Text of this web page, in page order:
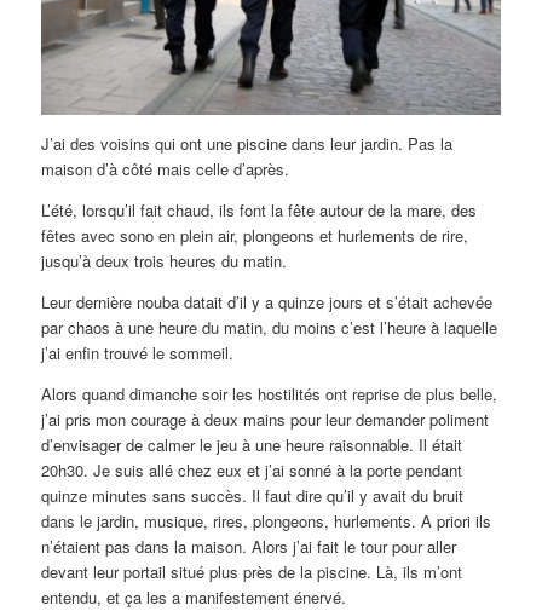
J’ai des voisins qui ont une piscine dans leur jardin. Pas la
maison d’à côté mais celle d’après.
L’été, lorsqu’il fait chaud, ils font la fête autour de la mare, des
fêtes avec sono en plein air, plongeons et hurlements de rire,
jusqu’à deux trois heures du matin.
Leur dernière nouba datait d’il y a quinze jours et s’était achevée
par chaos à une heure du matin, du moins c’est l’heure à laquelle
j’ai enfin trouvé le sommeil.
Alors quand dimanche soir les hostilités ont reprise de plus belle,
j’ai pris mon courage à deux mains pour leur demander poliment
d’envisager de calmer le jeu à une heure raisonnable. Il était
20h30. Je suis allé chez eux et j’ai sonné à la porte pendant
quinze minutes sans succès. Il faut dire qu’il y avait du bruit
dans le jardin, musique, rires, plongeons, hurlements. A priori ils
n’étaient pas dans la maison. Alors j’ai fait le tour pour aller
devant leur portail situé plus près de la piscine. Là, ils m’ont
entendu, et ça les a manifestement énervé.